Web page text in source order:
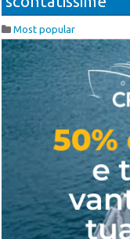
Most popular